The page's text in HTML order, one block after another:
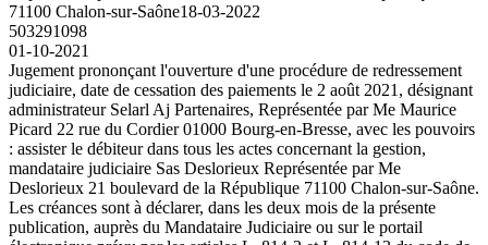
71100 Chalon-sur-Saône18-03-2022
503291098
01-10-2021
Jugement prononçant l'ouverture d'une procédure de redressement
judiciaire, date de cessation des paiements le 2 août 2021, désignant
administrateur Selarl Aj Partenaires, Représentée par Me Maurice
Picard 22 rue du Cordier 01000 Bourg-en-Bresse, avec les pouvoirs
: assister le débiteur dans tous les actes concernant la gestion,
mandataire judiciaire Sas Deslorieux Représentée par Me
Deslorieux 21 boulevard de la République 71100 Chalon-sur-Saône.
Les créances sont à déclarer, dans les deux mois de la présente
publication, auprès du Mandataire Judiciaire ou sur le portail